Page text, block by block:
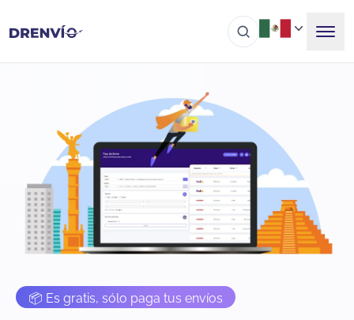
📦 Es gratis, sólo paga tus envíos